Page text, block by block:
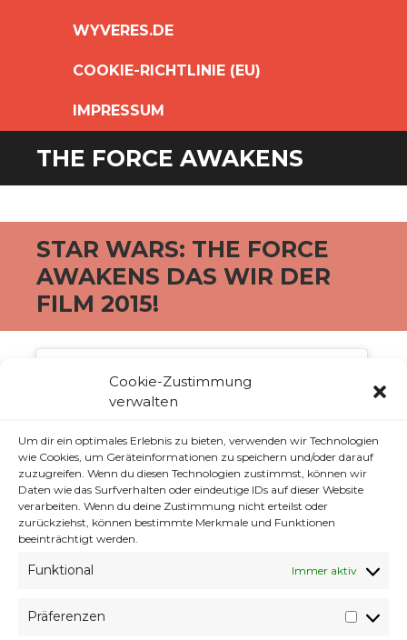
Cookie-Zustimmung
verwalten
Um dir ein optimales Erlebnis zu bieten, verwenden wir Technologien
wie Cookies, um Geräteinformationen zu speichern und/oder darauf
zuzugreifen. Wenn du diesen Technologien zustimmst, können wir
Daten wie das Surfverhalten oder eindeutige IDs auf dieser Website
verarbeiten. Wenn du deine Zustimmung nicht erteilst oder
zurückziehst, können bestimmte Merkmale und Funktionen
beeinträchtigt werden.
Funktional Immer aktiv
Präferenzen
SPRINGEN
WYVERES.DE
COOKIE-RICHTLINIE (EU)
IMPRESSUM
THE FORCE AWAKENS
STAR WARS: THE FORCE
AWAKENS DAS WIR DER
FILM 2015!
Klicke auf "Ich stimme zu", um Youtube zu
aktivieren
Cookie-Richtlinie
ICH STIMME ZU